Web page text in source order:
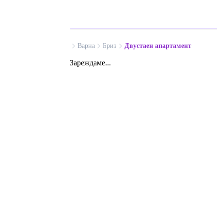
Варна Бриз Двустаен апартамент
Зареждаме...